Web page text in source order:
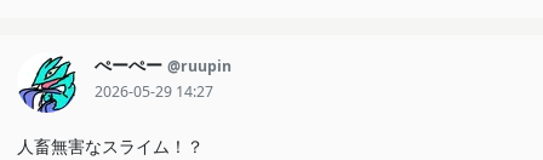
ぺーぺー @ruupin
2026-05-29 14:27
人畜無害なスライム！？